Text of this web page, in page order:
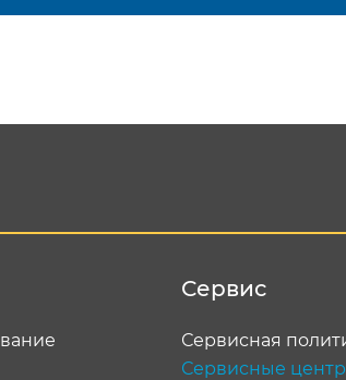
Сервис
Сервисная
Сервисные